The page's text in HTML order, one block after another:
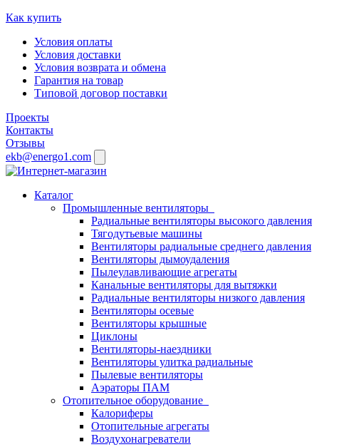
Как купить
Условия оплаты
Условия доставки
Условия возврата и обмена
Гарантия на товар
Типовой договор поставки
Проекты
Контакты
Отзывы
ekb@energo1.com
Каталог
Промышленные вентиляторы
Радиальные вентиляторы высокого давления
Тягодутьевые машины
Вентиляторы радиальные среднего давления
Вентиляторы дымоудаления
Пылеулавливающие агрегаты
Канальные вентиляторы для вытяжки
Радиальные вентиляторы низкого давления
Вентиляторы осевые
Вентиляторы крышные
Циклоны
Вентиляторы-наездники
Вентиляторы улитка радиальные
Пылевые вентиляторы
Аэраторы ПАМ
Отопительное оборудование
Калориферы
Отопительные агрегаты
Воздухонагреватели